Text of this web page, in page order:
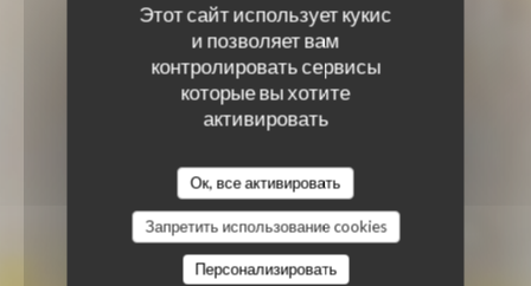
Этот сайт использует кукис
и позволяет вам
контролировать сервисы
которые вы хотите
активировать
Ок, все активировать
Запретить использование cookies
Персонализировать